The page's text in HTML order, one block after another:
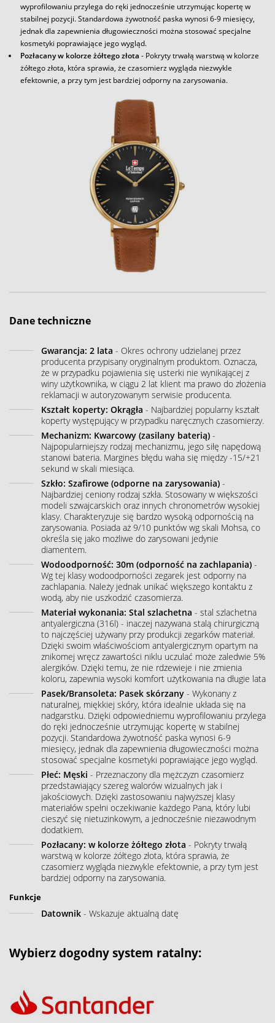
wyprofilowaniu przylega do ręki jednocześnie utrzymując kopertę w
stabilnej pozycji. Standardowa żywotność paska wynosi 6-9 miesięcy,
jednak dla zapewnienia długowieczności można stosować specjalne
kosmetyki poprawiające jego wygląd.
Pozłacany w kolorze żółtego złota - Pokryty trwałą warstwą w kolorze
żółtego złota, która sprawia, że czasomierz wygląda niezwykle
efektownie, a przy tym jest bardziej odporny na zarysowania.
Dane techniczne
Gwarancja: 2 lata - Okres ochrony udzielanej przez
producenta przypisany oryginalnym produktom. Oznacza,
że w przypadku pojawienia się usterki nie wynikającej z
winy użytkownika, w ciągu 2 lat klient ma prawo do złożenia
reklamacji w autoryzowanym serwisie producenta.
Kształt koperty: Okrągła - Najbardziej popularny kształt
koperty występujący w przypadku naręcznych czasomierzy.
Mechanizm: Kwarcowy (zasilany baterią) -
Najpopularniejszy rodzaj mechanizmu, jego siłę napędową
stanowi bateria. Margines błędu waha się między -15/+21
sekund w skali miesiąca.
Szkło: Szafirowe (odporne na zarysowania) -
Najbardziej ceniony rodzaj szkła. Stosowany w większości
modeli szwajcarskich oraz innych chronometrów wysokiej
klasy. Charakteryzuje się bardzo wysoką odpornością na
zarysowania. Posiada aż 9/10 punktów wg skali Mohsa, co
określa się jako możliwe do zarysowani jedynie
diamentem.
Wodoodporność: 30m (odporność na zachlapania) -
Wg tej klasy wodoodporności zegarek jest odporny na
zachlapania. Należy jednak unikać większego kontaktu z
wodą, aby nie uszkodzić czasomierza.
Materiał wykonania: Stal szlachetna - stal szlachetna
antyalergiczna (316l) - inaczej nazywana stalą chirurgiczną
to najczęściej używany przy produkcji zegarków materiał.
Dzięki swoim właściwościom antyalergicznym opartym na
znikomej wręcz zawartości niklu uczulać może zaledwie 5%
alergików. Dzięki temu, że nie rdzewieje i nie zmienia
koloru, zapewnia wysoki komfort użytkowania na długie lata
Pasek/Bransoleta: Pasek skórzany - Wykonany z
naturalnej, miękkiej skóry, która idealnie układa się na
nadgarstku. Dzięki odpowiedniemu wyprofilowaniu przylega
do ręki jednocześnie utrzymując kopertę w stabilnej
pozycji. Standardowa żywotność paska wynosi 6-9
miesięcy, jednak dla zapewnienia długowieczności można
stosować specjalne kosmetyki poprawiające jego wygląd.
Płeć: Męski - Przeznaczony dla mężczyzn czasomierz
przedstawiający szereg walorów wizualnych jak i
jakościowych. Dzięki zastosowaniu najwyższej klasy
materiałów spełni oczekiwanie każdego Pana, który lubi
cieszyć się nietuzinkowym, a jednocześnie niezawodnym
dodatkiem.
Pozłacany: w kolorze żółtego złota - Pokryty trwałą
warstwą w kolorze żółtego złota, która sprawia, że
czasomierz wygląda niezwykle efektownie, a przy tym jest
bardziej odporny na zarysowania.
Funkcje
Datownik - Wskazuje aktualną datę
Wybierz dogodny system ratalny: